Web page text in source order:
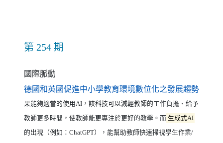
第 254 期
國際脈動
德國和英國促進中小學教育環境數位化之發展趨勢（另
果能夠適當的使用AI，該科技可以減輕教師的工作負擔、給予
教師更多時間，使教師能更專注於更好的教學。而 生成式AI
的出現（例如：ChatGPT），能幫助教師快速掃視學生作業/